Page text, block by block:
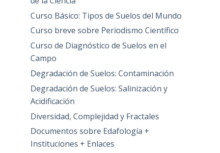
Curso Básico: Tipos de Suelos del Mundo
Curso breve sobre Periodismo Científico
Curso de Diagnóstico de Suelos en el
Campo
Degradación de Suelos: Contaminación
Degradación de Suelos: Salinización y
Acidificación
Diversidad, Complejidad y Fractales
Documentos sobre Edafología +
Instituciones + Enlaces